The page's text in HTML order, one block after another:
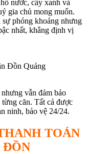
nước, cây xanh và
gia chủ mong muốn.
phóng khoáng nhưng
nhất, khẳng định vị
Đồn Quảng
vẫn đảm bảo
căn. Tất cả được
ninh, bảo vệ 24/24.
TOÁN
ĐỒN